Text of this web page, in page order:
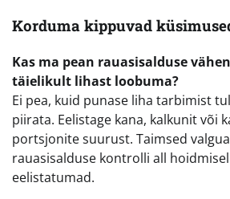
Korduma kippuvad
Kas ma pean rauasisalduse
täielikult lihast loobuma?
Ei pea, kuid punase liha tarbimist
piirata. Eelistage kana, kalkunit või
portsjonite suurust. Taimsed
rauasisalduse kontrolli all
eelistatumad.